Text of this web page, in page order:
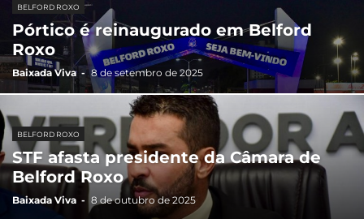
BELFORD ROXO
Pórtico é reinaugurado em Belford
Roxo
Baixada Viva - 8 de setembro de 2025
BELFORD ROXO
STF afasta presidente da Câmara de
Belford Roxo
Baixada Viva - 8 de outubro de 2025